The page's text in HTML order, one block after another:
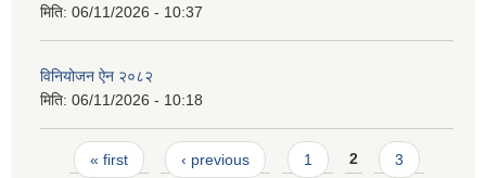
मिति: 06/11/2026 - 10:37
विनियोजन ऐन २०८२
मिति: 06/11/2026 - 10:18
Pages
« first ‹ previous 1 2 3